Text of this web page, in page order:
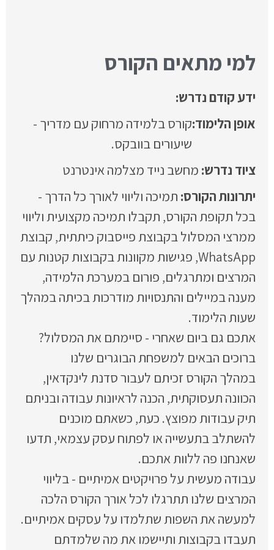
למי מתאים הקורס
ידע קודם נדרש:
אופן הלימוד:קורס בלמידה מרחוק עם מדריך -
שיעורים בוובקס.
מחשב נייד מצלמה אינטרנט
תמיכה וליווי לאורך כל הדרך -
בכל תקופת הקורס, תקבלו תמיכה מקצועית וליווי
ממרצי המסלול בקבוצת פייסבוק כיתתית, קבוצת
WhatsApp, פגישות מקוונות בקבוצות קטנות עם
המרצים ומתרגלים, פורום במערכת הלמידה,
מענה במיילים והתנסויות מודרכות בכיתה במהלך
שעות הלימוד.
אתכם גם ביום שאחרי - סיימתם את המסלול?
ברוכים הבאים למשפחת הבוגרים שלנו
במהלך הקורס זכיתם לעבור סדנת לינקדאין,
הכוונה תעסוקתית, הכנה לראיונות עבודה ובניתם
תיק עבודות מפוצץ. כעת, כשאתם מוכנים
להשתלב בתעשייה או לפתוח עסק עצמאי, תדעו
שאנחנו פה ללוות אתכם.
עבודה מעשית על פרויקטים אמיתיים - בליווי
המרצים שלנו תתרגלו לכל אורך הקורס הלכה
למעשה את השפות שתלמדו על עסקים אמיתיים.
תעבדו בקבוצות ותיישמו את מה שלמדתם